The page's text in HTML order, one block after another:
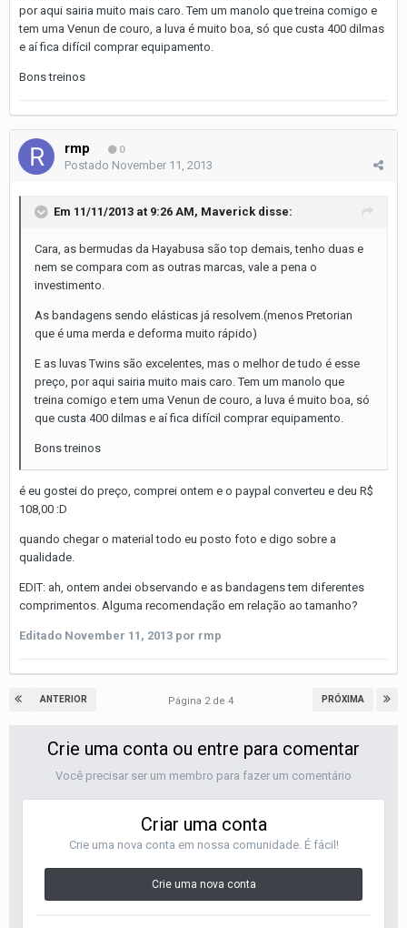
por aqui sairia muito mais caro. Tem um manolo que treina comigo e
tem uma Venun de couro, a luva é muito boa, só que custa 400 dilmas
e aí fica difícil comprar equipamento.
Bons treinos
rmp 0
Postado November 11, 2013
Em 11/11/2013 at 9:26 AM, Maverick disse:
Cara, as bermudas da Hayabusa são top demais, tenho duas e
nem se compara com as outras marcas, vale a pena o
investimento.
As bandagens sendo elásticas já resolvem.(menos Pretorian
que é uma merda e deforma muito rápido)
E as luvas Twins são excelentes, mas o melhor de tudo é esse
preço, por aqui sairia muito mais caro. Tem um manolo que
treina comigo e tem uma Venun de couro, a luva é muito boa, só
que custa 400 dilmas e aí fica difícil comprar equipamento.
Bons treinos
é eu gostei do preço, comprei ontem e o paypal converteu e deu R$
108,00 :D
quando chegar o material todo eu posto foto e digo sobre a
qualidade.
EDIT: ah, ontem andei observando e as bandagens tem diferentes
comprimentos. Alguma recomendação em relação ao tamanho?
Editado November 11, 2013 por rmp
ANTERIOR PRÓXIMA
Página 2 de 4
Crie uma conta ou entre para comentar
Você precisar ser um membro para fazer um comentário
Criar uma conta
Crie uma nova conta em nossa comunidade. É fácil!
Crie uma nova conta